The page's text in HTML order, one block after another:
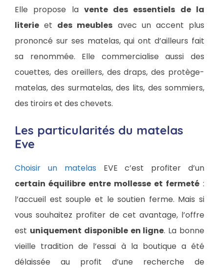
Elle propose la vente des essentiels de la
literie et des meubles avec un accent plus
prononcé sur ses matelas, qui ont d’ailleurs fait
sa renommée. Elle commercialise aussi des
couettes, des oreillers, des draps, des protège-
matelas, des surmatelas, des lits, des sommiers,
des tiroirs et des chevets.
Les particularités du matelas
Eve
Choisir un matelas EVE c’est profiter d’un
certain équilibre entre mollesse et fermeté :
l’accueil est souple et le soutien ferme. Mais si
vous souhaitez profiter de cet avantage, l’offre
est uniquement disponible en ligne. La bonne
vieille tradition de l’essai à la boutique a été
délaissée au profit d’une recherche de